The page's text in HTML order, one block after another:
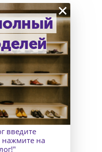
отправим
размер?
×
введите
нажмите на